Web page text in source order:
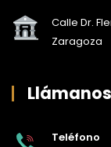
Calle Dr.
Zaragoza
Llámanos
Teléfono